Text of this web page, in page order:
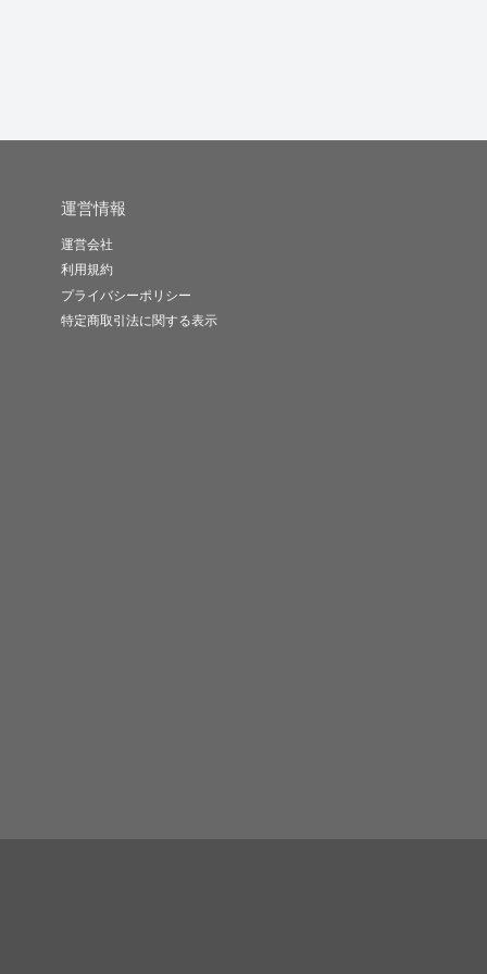
運営情報
運営会社
利用規約
プライバシーポリシー
特定商取引法に関する表示